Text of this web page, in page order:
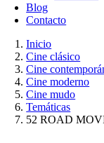
Blog
Contacto
Inicio
Cine clásico
Cine
Cine moderno
Cine mudo
Temáticas
52 ROAD